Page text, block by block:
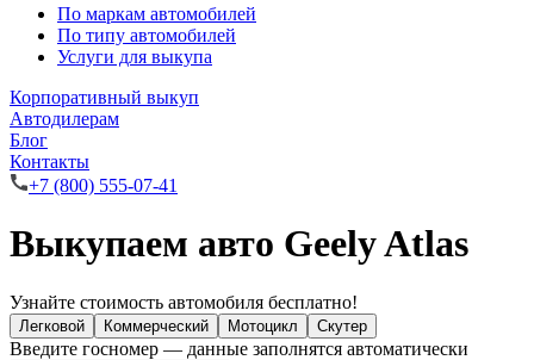
По маркам автомобилей
По типу автомобилей
Услуги для выкупа
Корпоративный выкуп
Автодилерам
Блог
Контакты
+7 (800) 555-07-41
Выкупаем авто Geely Atlas
Узнайте стоимость автомобиля бесплатно!
Легковой Коммерческий Мотоцикл Скутер
Введите госномер — данные заполнятся автоматически